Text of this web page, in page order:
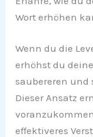
Wort erhöhen
Wenn du die
erhöhst du
saubereren und
Dieser Ansatz
effektiveres